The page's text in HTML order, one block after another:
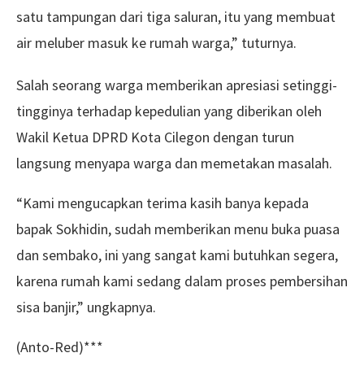
satu tampungan dari tiga saluran, itu yang membuat
air meluber masuk ke rumah warga,” tuturnya.
Salah seorang warga memberikan apresiasi setinggi-
tingginya terhadap kepedulian yang diberikan oleh
Wakil Ketua DPRD Kota Cilegon dengan turun
langsung menyapa warga dan memetakan masalah.
“Kami mengucapkan terima kasih banya kepada
bapak Sokhidin, sudah memberikan menu buka puasa
dan sembako, ini yang sangat kami butuhkan segera,
karena rumah kami sedang dalam proses pembersihan
sisa banjir,” ungkapnya.
(Anto-Red)***